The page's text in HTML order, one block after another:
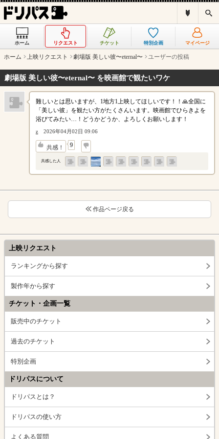
ス
は
？
ホーム リクエスト チケット 特別企画 マイページ
ホーム 上映リクエスト 劇場版 美しい彼〜eternal〜 ユーザーの投稿
劇場版 美しい彼〜eternal〜 を映画館で観たいワケ
難しいとは思いますが、1地方1上映してほしいです！！🙏全国に
「美しい彼」を観たい方がたくさんいます。映画館でひらきよを
浴びてみたい…！どうかどうか、よろしくお願いします！
z 2026年04月02日 09:06
共感！ 9
↓
共感した人
作品ページ戻る
上映リクエスト
ランキングから探す
製作年から探す
チケット・企画一覧
販売中のチケット
過去のチケット
特別企画
ドリパスについて
ドリパスとは？
ドリパスの使い方
よくある質問